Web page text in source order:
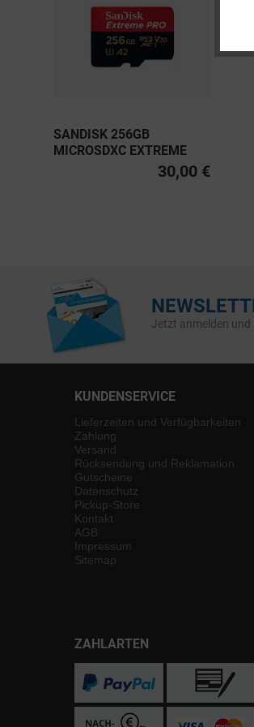
SANDISK 256GB
MICROSDXC EXTREME
PRO UHS-I U3, CLASS 10
30,00 €
Jetzt anmelden und
KUNDENSERVICE
Lieferzeiten und Verfügbarkeiten
Zahlung
Versand
Rücksendung und Reklamation
Gutscheine
Datenschutz
Pickup-Store
Kontakt
AGB
Impressum
Sitemap
ZAHLARTEN